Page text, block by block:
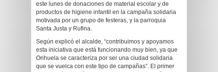
este lunes de donaciones de material escolar y de
productos de higiene infantil en la campaña solidaria
motivada por un grupo de festeras, y la parroquia
Santa Justa y Rufina.
Según explicó el alcalde, “contribuimos y apoyamos
esta iniciativa que está funcionando muy bien, ya que
Orihuela se caracteriza por ser una ciudad solidaria
que se vuelca con este tipo de campañas”. El primer